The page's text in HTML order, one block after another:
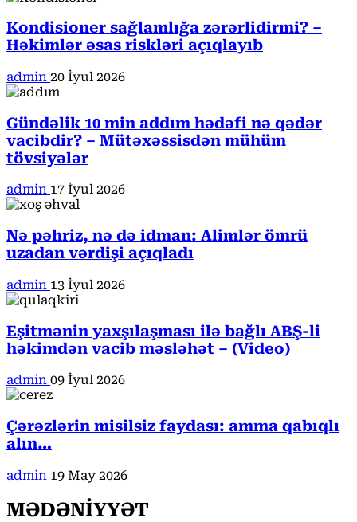
Kondisioner sağlamlığa zərərlidirmi? –
Həkimlər əsas riskləri açıqlayıb
admin 20 İyul 2026
Gündəlik 10 min addım hədəfi nə qədər
vacibdir? – Mütəxəssisdən mühüm
tövsiyələr
admin 17 İyul 2026
Nə pəhriz, nə də idman: Alimlər ömrü
uzadan vərdişi açıqladı
admin 13 İyul 2026
Eşitmənin yaxşılaşması ilə bağlı ABŞ-li
həkimdən vacib məsləhət – (Video)
admin 09 İyul 2026
Çərəzlərin misilsiz faydası: amma qabıqlı
alın…
admin 19 May 2026
MƏDƏNİYYƏT